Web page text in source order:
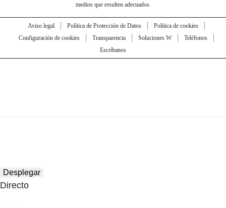
medios que resulten adecuados.
Aviso legal Política de Protección de Datos
Política de cookies
Configuración de cookies
Transparencia Soluciones W
Teléfonos
Escríbanos
Desplegar
Directo